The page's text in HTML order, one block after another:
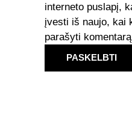
interneto puslapį,
įvesti iš naujo, kai
parašyti